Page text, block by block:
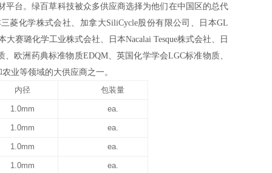
台。绿百草科技被众多供应商选择为他们在中国区的总代
三菱化学株式会社、加拿大SiliCycle股份有限公司、日本GL
赛璐化学工业株式会社、日本Nacalai Tesque株式会社、日
欧洲药典标准物质EDQM、英国化学学会LGC标准物质、
业等领域的大供应商之一。
内径 包装量
1.0mm ea.
1.0mm ea.
1.0mm ea.
1.0mm ea.